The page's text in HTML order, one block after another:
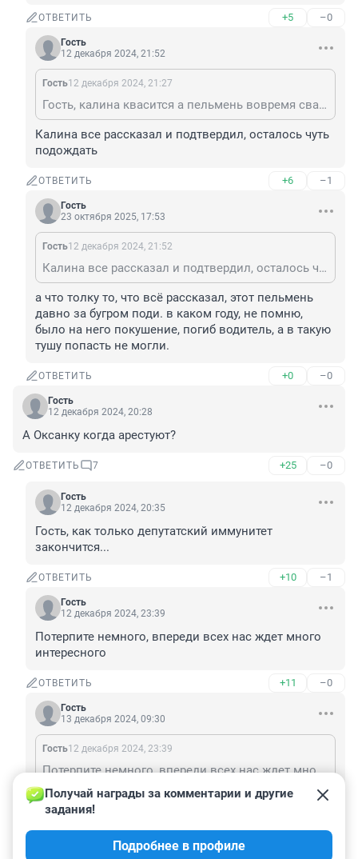
ОТВЕТИТЬ +5 –0
Гость
12 декабря 2024, 21:52
Гость12 декабря 2024, 21:27
Гость, калина квасится а пельмень вовремя свалил
Калина все рассказал и подтвердил, осталось чуть
подождать
ОТВЕТИТЬ +6 –1
Гость
23 октября 2025, 17:53
Гость12 декабря 2024, 21:52
Калина все рассказал и подтвердил, осталось чуть подождать
а что толку то, что всё рассказал, этот пельмень
давно за бугром поди. в каком году, не помню,
было на него покушение, погиб водитель, а в такую
тушу попасть не могли.
ОТВЕТИТЬ +0 –0
Гость
12 декабря 2024, 20:28
А Оксанку когда арестуют?
ОТВЕТИТЬ 7 +25 –0
Гость
12 декабря 2024, 20:35
Гость, как только депутатский иммунитет
закончится...
ОТВЕТИТЬ +10 –1
Гость
12 декабря 2024, 23:39
Потерпите немного, впереди всех нас ждет много
интересного
ОТВЕТИТЬ +11 –0
Гость
13 декабря 2024, 09:30
Гость12 декабря 2024, 23:39
Потерпите немного, впереди всех нас ждет много интересного
И оно не за горами!
ОТВЕТИТЬ +6 –1
Получай награды за комментарии и другие
задания!
Подробнее в профиле